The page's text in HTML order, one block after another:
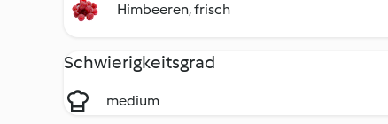
Himbeeren, frisch
Schwierigkeitsgrad
medium